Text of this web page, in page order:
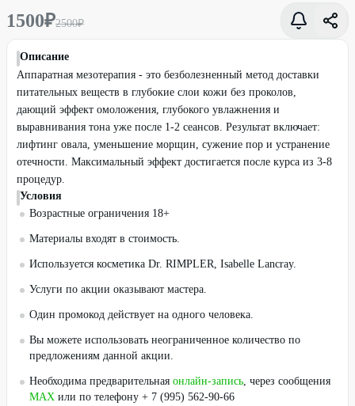
1500₽2500₽
Описание
Аппаратная мезотерапия - это безболезненный метод доставки
питательных веществ в глубокие слои кожи без проколов,
дающий эффект омоложения, глубокого увлажнения и
выравнивания тона уже после 1-2 сеансов. Результат включает:
лифтинг овала, уменьшение морщин, сужение пор и устранение
отечности. Максимальный эффект достигается после курса из 3-8
процедур.
Условия
Возрастные ограничения 18+
Материалы входят в стоимость.
Используется косметика Dr. RIMPLER, Isabelle Lancray.
Услуги по акции оказывают мастера.
Один промокод действует на одного человека.
Вы можете использовать неограниченное количество по
предложениям данной акции.
Необходима предварительная онлайн-запись, через сообщения
MAX или по телефону + 7 (995) 562-90-66